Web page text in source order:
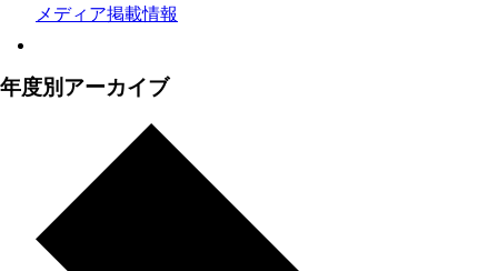
メディア掲載情報
年度別アーカイブ